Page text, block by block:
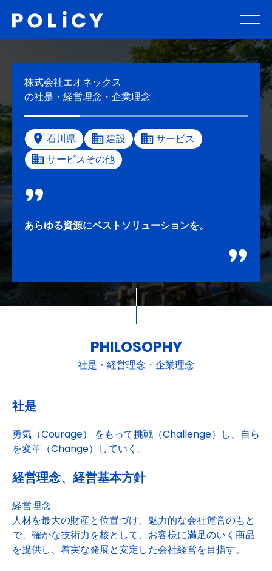
株式会社エオネックス
の社是・経営理念・企業理念
石川県 建設
サービス
サービスその他
あらゆる資源にベストソリューションを。
PHILOSOPHY
社是・経営理念・企業理念
社是
勇気（Courage） をもって挑戦（Challenge）し、自ら
を変革（Change）していく。
経営理念、経営基本方針
経営理念
人材を最大の財産と位置づけ、魅力的な会社運営のもと
で、確かな技術力を核として、お客様に満足のいく商品
を提供し、着実な発展と安定した会社経営を目指す。